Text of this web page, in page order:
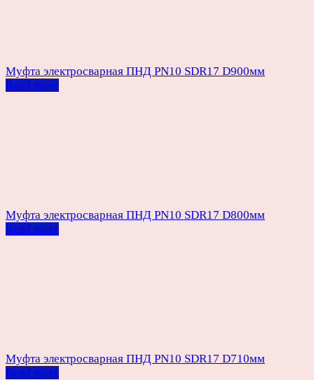
Муфта электросварная ПНД PN10 SDR17 D900мм
Read more
Муфта электросварная ПНД PN10 SDR17 D800мм
Read more
Муфта электросварная ПНД PN10 SDR17 D710мм
Read more